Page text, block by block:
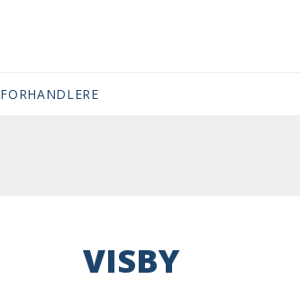
FORHANDLERE
VISBY